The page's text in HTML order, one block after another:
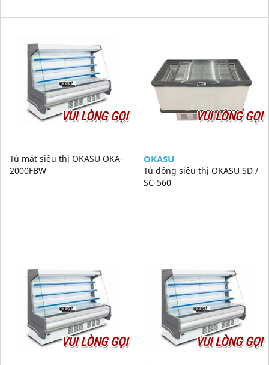
VUI LÒNG GỌI
Tủ mát siêu thị OKASU OKA-
2000FBW
VUI LÒNG GỌI
OKASU
Tủ đông siêu thị OKASU SD /
SC-560
VUI LÒNG GỌI VUI LÒNG GỌI